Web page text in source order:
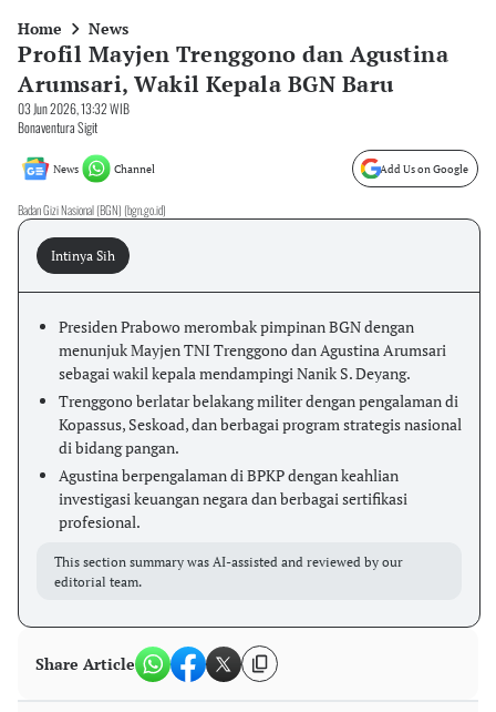
Home News
Profil Mayjen Trenggono dan Agustina
Arumsari, Wakil Kepala BGN Baru
03 Jun 2026, 13:32 WIB
Bonaventura Sigit
News Channel Add Us on Google
Badan Gizi Nasional (BGN) (bgn.go.id)
Intinya Sih
Presiden Prabowo merombak pimpinan BGN dengan
menunjuk Mayjen TNI Trenggono dan Agustina Arumsari
sebagai wakil kepala mendampingi Nanik S. Deyang.
Trenggono berlatar belakang militer dengan pengalaman di
Kopassus, Seskoad, dan berbagai program strategis nasional
di bidang pangan.
Agustina berpengalaman di BPKP dengan keahlian
investigasi keuangan negara dan berbagai sertifikasi
profesional.
This section summary was AI-assisted and reviewed by our
editorial team.
Share Article